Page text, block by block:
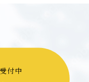
付中